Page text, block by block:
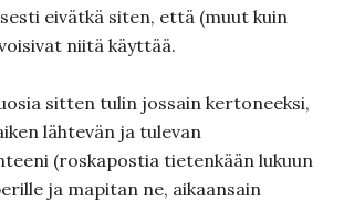
eivätkä siten, että (muut kuin
niitä käyttää.
sitten tulin jossain kertoneeksi,
lähtevän ja tulevan
(roskapostia tietenkään lukuun
ja mapitan ne, aikaansain